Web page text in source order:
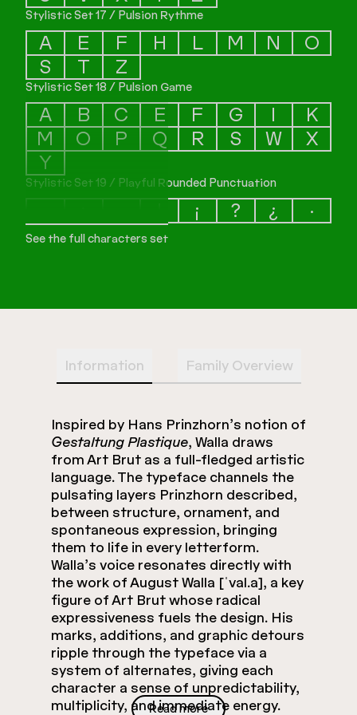
Stylistic Set 17 / Pulsion Rythme
A E F H L M N
O
S
T Z
Stylistic Set 18 / Pulsion Game
A B C E F G I
K
M
O P Q R S W
X
Y
Stylistic Set 19 / Playful Rounded Punctuation
¡ ? ¿ ·
See the full characters set
Information Family Overview
Read more
Inspired by Hans Prinzhorn’s notion of
Gestaltung Plastique, Walla draws
from Art Brut as a full-fledged artistic
language. The typeface channels the
pulsating layers Prinzhorn described,
between structure, ornament, and
spontaneous expression, bringing
them to life in every letterform.
Walla’s voice resonates directly with
the work of August Walla [ˈval.a], a key
figure of Art Brut whose radical
expressiveness fuels the design. His
marks, additions, and graphic detours
ripple through the typeface via a
system of alternates, giving each
character a sense of unpredictability,
multiplicity, and immediate energy.